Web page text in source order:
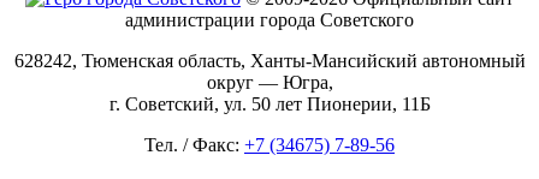
администрации города Советского
628242, Тюменская область, Ханты-Мансийский автономный
округ — Югра,
г. Советский, ул. 50 лет Пионерии, 11Б
Тел. / Факс: +7 (34675) 7-89-56